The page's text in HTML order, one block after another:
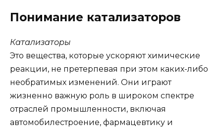
Понимание катализаторов
Катализаторы
Это вещества, которые ускоряют химические
реакции, не претерпевая при этом каких-либо
необратимых изменений. Они играют
жизненно важную роль в широком спектре
отраслей промышленности, включая
автомобилестроение, фармацевтику и